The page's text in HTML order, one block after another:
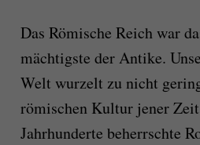
Das Römische Reich war
mächtigste der Antike.
Welt wurzelt zu nicht
römischen Kultur jener
Jahrhunderte beherrschte